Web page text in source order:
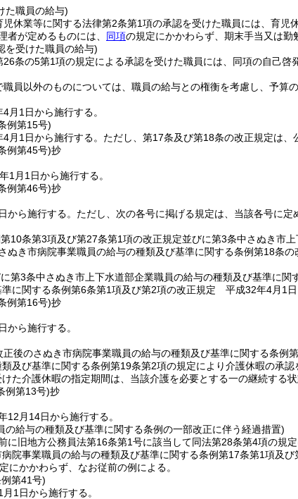
た職員の給与)
休業等に関する法律第2条第1項の承認を受けた職員には、育児
者が定めるものには、 同項の規定にかかわらず、期末手当又は勤
を受けた職員の給与)
条の5第1項の規定による承認を受けた職員には、同項の自己啓
員以外のものについては、職員の給与との権衡を考慮し、予算
月1日から施行する。
例第15号)
月1日から施行する。 ただし、第17条及び第18条の改正規定は、
例第45号)抄
1月1日から施行する。
例第46号)抄
から施行する。 ただし、次の各号に掲げる規定は、当該各号に定
10条第3項及び第27条第1項の改正規定並びに第3条中さぬき市
ぬき市病院事業職員の給与の種類及び基準に関する条例第18条
第3条中さぬき市上下水道部企業職員の給与の種類及び基準に
に関する条例第6条第1項及び第2項の改正規定 平成32年4月1日
例第16号)抄
から施行する。
後のさぬき市病院事業職員の給与の種類及び基準に関する条例
及び基準に関する条例第19条第2項の規定により介護休暇の承認
た介護休暇の指定期間は、当該介護を必要とする一の継続する
例第13号)抄
12月14日から施行する。
の給与の種類及び基準に関する条例の一部改正に伴う経過措置)
に旧地方公務員法第16条第1号に該当して同法第28条第4項の規
院事業職員の給与の種類及び基準に関する条例第17条第1項及び
にかかわらず、なお従前の例による。
第41号)
1日から施行する。